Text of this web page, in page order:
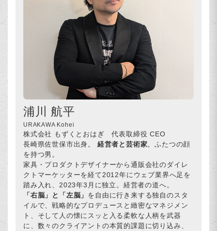
浦川 航平
URAKAWA Kohei
株式会社 もずくとおはぎ 代表取締役 CEO
長崎県佐世保市出身。 経営者と芸術家。ふたつの顔
を持つ男。
家具・プロダクトデザイナーから通販会社のダイレ
クトマーケッターを経て2012年にウェブ業界へ足を
踏み入れ、2023年3月に独立。経営者の道へ。
「右脳」と「左脳」 を自由に行き来する独自のスタ
イルで、戦略的なプロデュースと緻密なマネジメン
ト、そして人の懐にスッと入る柔軟な人柄を武器
に、数々のクライアントの本質的課題に切り込み、